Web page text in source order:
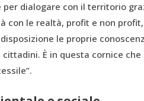
per dialogare con il territorio
con le realtà, profit e non
le proprie
È in questa cornice